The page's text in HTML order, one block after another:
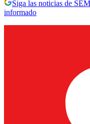
Siga las noticias de
informado